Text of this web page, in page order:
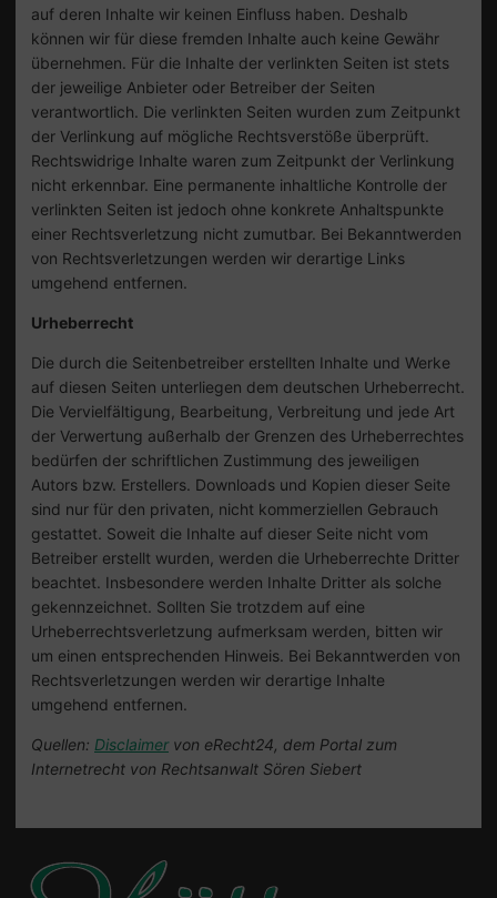
auf deren Inhalte wir keinen Einfluss haben. Deshalb
können wir für diese fremden Inhalte auch keine Gewähr
übernehmen. Für die Inhalte der verlinkten Seiten ist stets
der jeweilige Anbieter oder Betreiber der Seiten
verantwortlich. Die verlinkten Seiten wurden zum Zeitpunkt
der Verlinkung auf mögliche Rechtsverstöße überprüft.
Rechtswidrige Inhalte waren zum Zeitpunkt der Verlinkung
nicht erkennbar. Eine permanente inhaltliche Kontrolle der
verlinkten Seiten ist jedoch ohne konkrete Anhaltspunkte
einer Rechtsverletzung nicht zumutbar. Bei Bekanntwerden
von Rechtsverletzungen werden wir derartige Links
umgehend entfernen.
Urheberrecht
Die durch die Seitenbetreiber erstellten Inhalte und Werke
auf diesen Seiten unterliegen dem deutschen Urheberrecht.
Die Vervielfältigung, Bearbeitung, Verbreitung und jede Art
der Verwertung außerhalb der Grenzen des Urheberrechtes
bedürfen der schriftlichen Zustimmung des jeweiligen
Autors bzw. Erstellers. Downloads und Kopien dieser Seite
sind nur für den privaten, nicht kommerziellen Gebrauch
gestattet. Soweit die Inhalte auf dieser Seite nicht vom
Betreiber erstellt wurden, werden die Urheberrechte Dritter
beachtet. Insbesondere werden Inhalte Dritter als solche
gekennzeichnet. Sollten Sie trotzdem auf eine
Urheberrechtsverletzung aufmerksam werden, bitten wir
um einen entsprechenden Hinweis. Bei Bekanntwerden von
Rechtsverletzungen werden wir derartige Inhalte
umgehend entfernen.
Quellen: Disclaimervon eRecht24, dem Portal zum
Internetrecht von Rechtsanwalt Sören Siebert